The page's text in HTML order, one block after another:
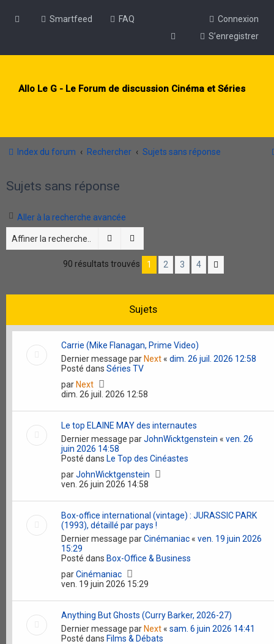
Smartfeed FAQ
Connexion
S’enregistrer
Allo Le G - Le Forum de discussion Cinéma et Séries
Index du forum Rechercher Sujets sans réponse
Sujets sans réponse
Aller à la recherche avancée
Rechercher
90 résultats trouvés 1 2 3 4
Sujets
Carrie (Mike Flanagan, Prime Video)
Dernier message par Next« dim. 26 juil. 2026 12:58
Posté dans Séries TV
par Next
dim. 26 juil. 2026 12:58
Le top ELAINE MAY des internautes
Dernier message parJohnWicktgenstein « ven. 26
juin 2026 14:58
Posté dans Le Top des Cinéastes
parJohnWicktgenstein
ven. 26 juin 2026 14:58
Box-office international (vintage) : JURASSIC PARK
(1993), détaillé par pays !
Dernier message parCinémaniac« ven. 19 juin 2026
15:29
Posté dans Box-Office & Business
parCinémaniac
ven. 19 juin 2026 15:29
Anything But Ghosts (Curry Barker, 2026-27)
Dernier message par Next« sam. 6 juin 2026 14:41
Posté dans Films & Débats